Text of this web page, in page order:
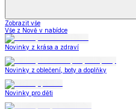
Zobrazit vše
Vše z Nově v nabídce
Novinky z krása a zdraví
Novinky z oblečení, boty a doplňky
Novinky pro děti